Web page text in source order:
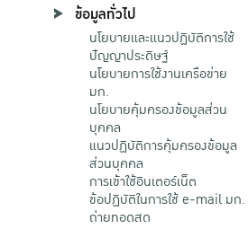
ข้อมูลทั่วไป
นโยบายและแนวปฏิบัติการใช้
ปัญญาประดิษฐ์
นโยบายการใช้งานเครือข่าย
มก.
นโยบายคุ้มครองข้อมูลส่วน
บุคคล
แนวปฏิบัติการคุ้มครองข้อมูล
ส่วนบุคคล
การเข้าใช้อินเตอร์เน็ต
ข้อปฏิบัติในการใช้ e-mail มก.
ถ่ายทอดสด